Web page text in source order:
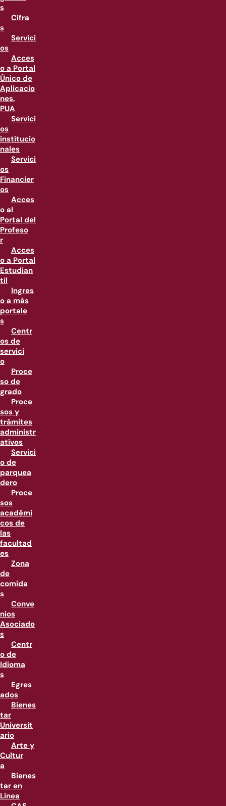
s
Cifra
s
Servici
os
Acces
o a Portal
Único de
Aplicacio
nes,
PUA
Servici
os
institucio
nales
Servici
os
Financier
os
Acces
o al
Portal del
Profeso
r
Acces
o a Portal
Estudian
til
Ingres
o a más
portale
s
Centr
os de
servici
o
Proce
so de
grado
Proce
sos y
trámites
administr
ativos
Servici
o de
parquea
dero
Proce
sos
académi
cos de
las
facultad
es
Zona
de
comida
s
Conve
nios
Asociado
s
Centr
o de
Idioma
s
Egres
ados
Bienes
tar
Universit
ario
Arte y
Cultur
a
Bienes
tar en
Linea